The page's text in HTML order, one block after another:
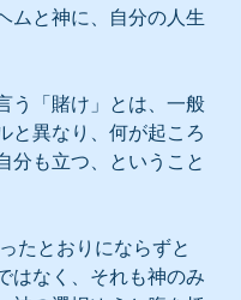
ムと神に、自分の人生
う「賭け」とは、一般
と異なり、何が起ころ
分も立つ、ということ
はなく、それも神のみ